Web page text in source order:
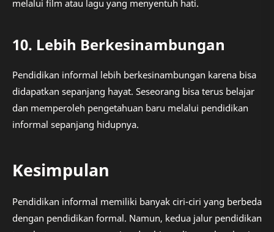
melalui film atau lagu yang menyentuh hati.
10. Lebih Berkesinambungan
Pendidikan informal lebih berkesinambungan karena bisa
didapatkan sepanjang hayat. Seseorang bisa terus belajar
dan memperoleh pengetahuan baru melalui pendidikan
informal sepanjang hidupnya.
Kesimpulan
Pendidikan informal memiliki banyak ciri-ciri yang berbeda
dengan pendidikan formal. Namun, kedua jalur pendidikan